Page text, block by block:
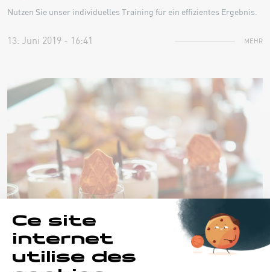
Nutzen Sie unser individuelles Training für ein effizientes Ergebnis.
13. Juni 2019 - 16:41 MEHR
Nutzen Sie unser maßgeschneidertes
Catering für Ihre Veranstaltungen